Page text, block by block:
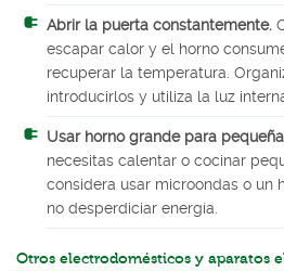
Abrir la puerta constantemente.
escapar calor y el horno
recuperar la temperatura.
introducirlos y utiliza la luz
Usar horno grande para
necesitas calentar o cocinar
considera usar microondas o un
no desperdiciar energía.
Otros electrodomésticos y aparatos